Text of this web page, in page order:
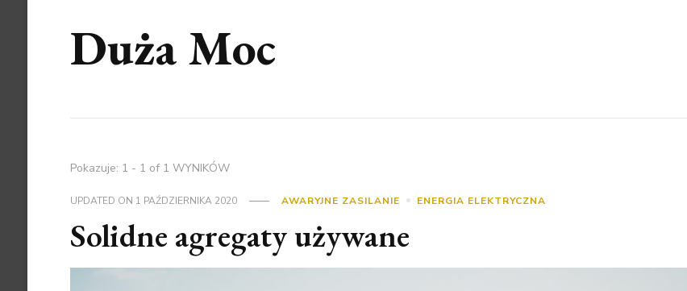
Duża Moc
Pokazuje: 1 - 1 of 1 WYNIKÓW
UPDATED ON 1 PAŹDZIERNIKA 2020 AWARYJNE ZASILANIE ENERGIA ELEKTRYCZNA
Solidne agregaty używane